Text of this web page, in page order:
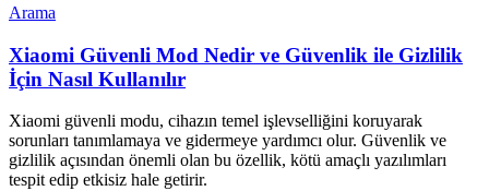
Arama
Xiaomi Güvenli Mod Nedir ve Güvenlik ile Gizlilik
İçin Nasıl Kullanılır
Xiaomi güvenli modu, cihazın temel işlevselliğini koruyarak
sorunları tanımlamaya ve gidermeye yardımcı olur. Güvenlik ve
gizlilik açısından önemli olan bu özellik, kötü amaçlı yazılımları
tespit edip etkisiz hale getirir.